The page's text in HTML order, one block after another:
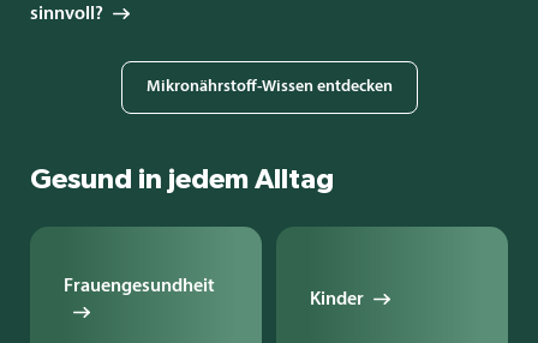
sinnvoll?
Mikronährstoff-Wissen entdecken
Gesund in jedem Alltag
Frauengesundheit
Kinder